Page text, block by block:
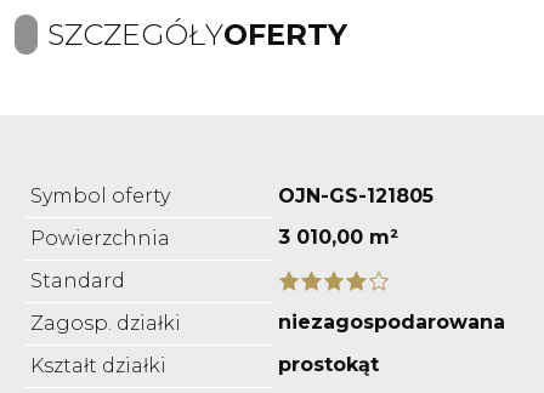
SZCZEGÓŁYOFERTY
Symbol oferty
OJN-GS-121805
Powierzchnia
3 010,00 m²
Standard
Zagosp. działki
niezagospodarowana
Kształt działki
prostokąt